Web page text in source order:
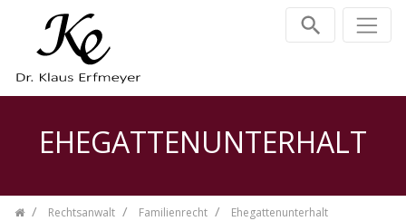
EHEGATTENUNTERHALT
Rechtsanwalt Familienrecht Ehegattenunterhalt